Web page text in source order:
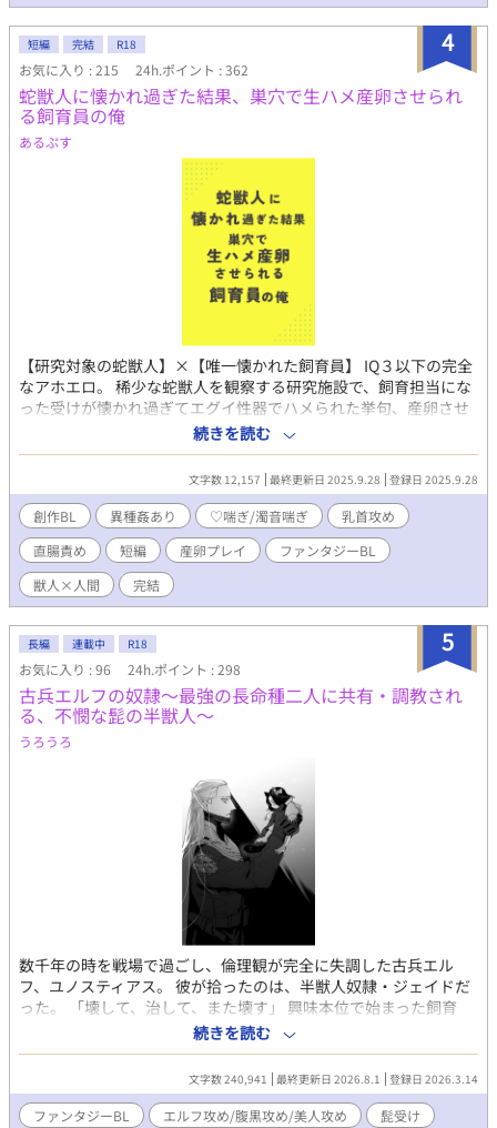
4
短編 完結 R18
お気に入り : 215 24h.ポイント : 362
蛇獣人に懐かれ過ぎた結果、巣穴で生ハメ産卵させられ
る飼育員の俺
あるぷす
【研究対象の蛇獣人】×【唯一懐かれた飼育員】 IQ３以下の完全
なアホエロ。 稀少な蛇獣人を観察する研究施設で、飼育担当にな
った受けが懐かれ過ぎてエグイ性器でハメられた挙句、産卵させ
られる話。 最初は怖くてビビッてるものの、蛇獣人の媚毒で最終
的には喜んで産卵しちゃう受け。 異種姦／♡喘ぎ／濁音喘ぎ／乳
首責め／結腸責め／産卵／ともかくなんでもアリ。
続きを読む
文字数 12,157 最終更新日 2025.9.28 登録日 2025.9.28
創作BL 異種姦あり ♡喘ぎ/濁音喘ぎ
乳首攻め
直腸責め
短編 産卵プレイ
ファンタジーBL
獣人×人間
完結
5
長編 連載中 R18
お気に入り : 96 24h.ポイント : 298
古兵エルフの奴隷～最強の長命種二人に共有・調教され
る、不憫な髭の半獣人～
うろうろ
数千年の時を戦場で過ごし、倫理観が完全に失調した古兵エル
フ、ユノスティアス。 彼が拾ったのは、半獣人奴隷・ジェイドだ
った。 「壊して、治して、また壊す」 興味本位で始まった飼育
は、やがて戦友であるもう一人の古兵エルフのランティスドール
をも巻き込み、歪な共有生活へと変貌していく。 【属性・要素】
・最強エルフ攻め×2 ✕ 髭の半獣人受け ・倫理観ゼロ。調教と執
着と歪んだ溺愛 ・※無理やり、軽微のスカトロ、流血、残酷表現
を含みます。 ・別作『最強の狂紳士冒険者は〜』のスターシステ
続きを読む
文字数 240,941 最終更新日 2026.8.1 登録日 2026.3.14
ファンタジーBL エルフ攻め/腹黒攻め/美人攻め 髭受け